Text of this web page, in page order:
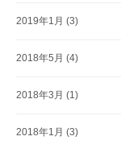
2019年1月 (3)
2018年5月 (4)
2018年3月 (1)
2018年1月 (3)